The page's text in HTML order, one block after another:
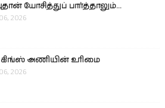
யோசித்துப் பார்த்தாலும்...
2026
அணியின் உரிமை
2026